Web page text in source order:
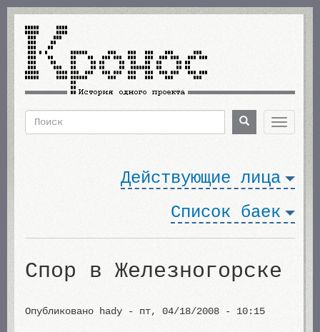
Перейти
основному
содержанию
Поиск Поиск
Toggle
Действующие лица
Список баек
Спор в Железногорске
Опубликовано hady - пт, 04/18/2008 - 10:15